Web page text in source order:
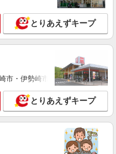
。○。・゜+゜・。○。・゜+゜
】の店舗スタッフ
1850円（経験・能力による） ※
通費別途支給（規定あり） ゜
+゜・。○。・゜+゜ 入社祝い金10
程
・゜+゜・。○。・゜+゜
南区の楽天モバイルショップ
詳細を見る
くなれる携帯販売【au】
とりあえずキープ
市・伊勢崎市・太田市・館林市
とりあえずキープ